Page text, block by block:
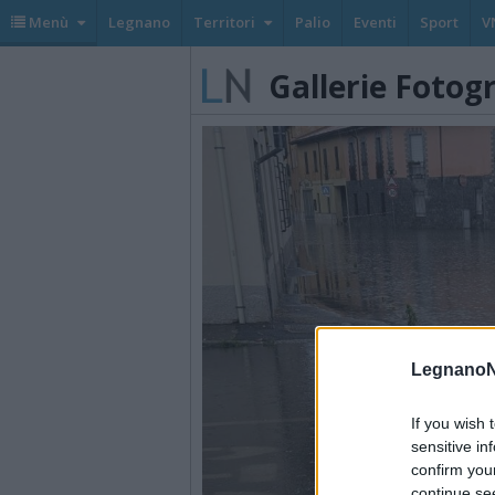
If you wish
sensitive
confirm
Menù Legnano Territori Palio Eventi Sport
Gallerie